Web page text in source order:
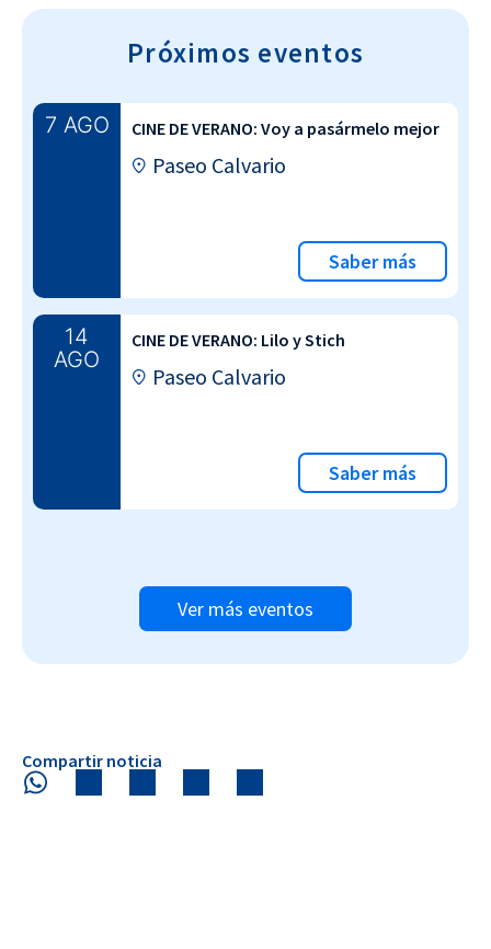
Próximos eventos
7 AGO CINE DE VERANO: Voy a pasármelo mejor
Paseo Calvario
Saber más
14
AGO
CINE DE VERANO: Lilo y Stich
Paseo Calvario
Saber más
Ver más eventos
Compartir noticia